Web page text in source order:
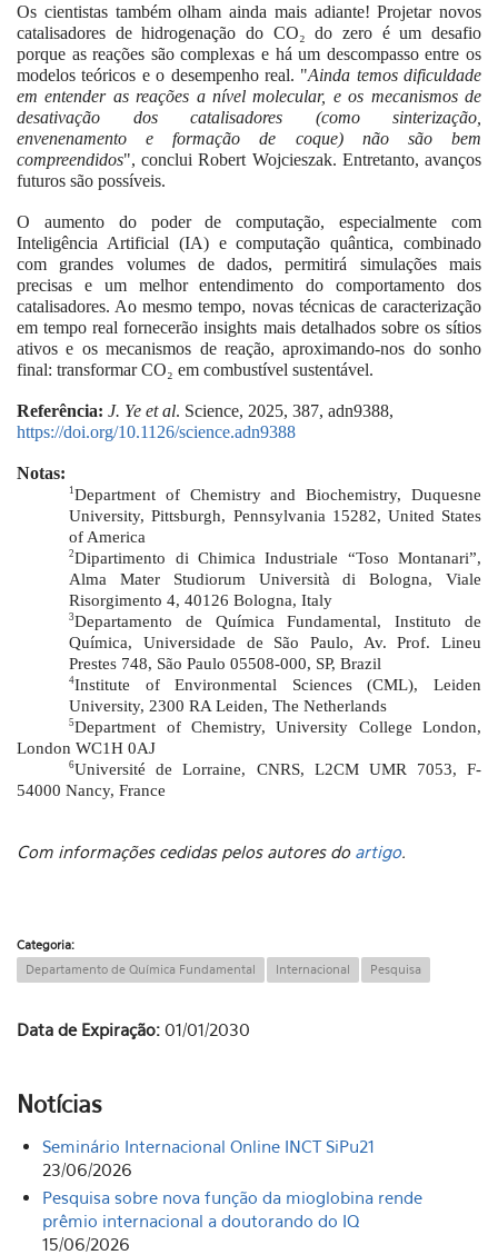
Os cientistas também olham ainda mais adiante! Projetar novos
catalisadores de hidrogenação do CO₂ do zero é um desafio
porque as reações são complexas e há um descompasso entre os
modelos teóricos e o desempenho real. "Ainda temos dificuldade
em entender as reações a nível molecular, e os mecanismos de
desativação dos catalisadores (como sinterização,
envenenamento e formação de coque) não são bem
compreendidos", conclui Robert Wojcieszak. Entretanto, avanços
futuros são possíveis.
O aumento do poder de computação, especialmente com
Inteligência Artificial (IA) e computação quântica, combinado
com grandes volumes de dados, permitirá simulações mais
precisas e um melhor entendimento do comportamento dos
catalisadores. Ao mesmo tempo, novas técnicas de caracterização
em tempo real fornecerão insights mais detalhados sobre os sítios
ativos e os mecanismos de reação, aproximando-nos do sonho
final: transformar CO₂ em combustível sustentável.
Referência: J. Ye et al. Science, 2025, 387, adn9388,
https://doi.org/10.1126/science.adn9388
Notas:
1Department of Chemistry and Biochemistry, Duquesne
University, Pittsburgh, Pennsylvania 15282, United States
of America
2Dipartimento di Chimica Industriale “Toso Montanari”,
Alma Mater Studiorum Università di Bologna, Viale
Risorgimento 4, 40126 Bologna, Italy
3Departamento de Química Fundamental, Instituto de
Química, Universidade de São Paulo, Av. Prof. Lineu
Prestes 748, São Paulo 05508-000, SP, Brazil
4Institute of Environmental Sciences (CML), Leiden
University, 2300 RA Leiden, The Netherlands
5Department of Chemistry, University College London,
London WC1H 0AJ
6Université de Lorraine, CNRS, L2CM UMR 7053, F-
54000 Nancy, France
Com informações cedidas pelos autores do artigo.
Categoria:
Departamento de Química Fundamental
Internacional Pesquisa
Data de Expiração: 01/01/2030
Notícias
Seminário Internacional Online INCT SiPu21
23/06/2026
Pesquisa sobre nova função da mioglobina rende
prêmio internacional a doutorando do IQ
15/06/2026